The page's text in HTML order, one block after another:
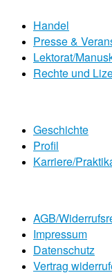
Handel
Presse &
Lektorat/
Rechte und
Geschichte
Profil
Karriere/
AGB/
Impressum
Datenschutz
Vertrag